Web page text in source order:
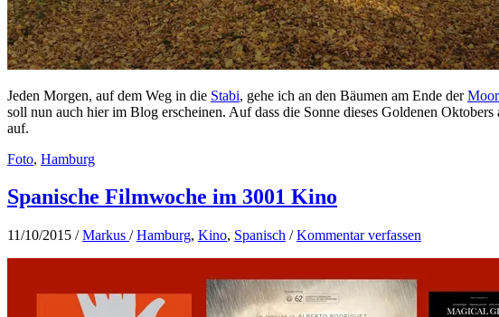
Jeden Morgen, auf dem Weg in die Stabi, gehe ich an den Bäumen am Ende der
soll nun auch hier im Blog erscheinen. Auf dass die Sonne dieses Goldenen
auf.
Foto, Hamburg
Spanische Filmwoche im 3001 Kino
11/10/2015 /Markus /Hamburg, Kino, Spanisch /Kommentar verfassen